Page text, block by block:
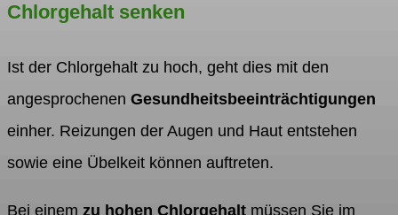
Chlorgehalt senken
Ist der Chlorgehalt zu hoch, geht dies mit den
angesprochenen Gesundheitsbeeinträchtigungen
einher. Reizungen der Augen und Haut entstehen
sowie eine Übelkeit können auftreten.
Bei einem zu hohen Chlorgehalt müssen Sie im